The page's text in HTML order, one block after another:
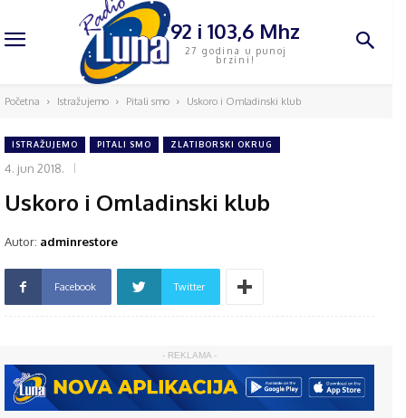
92 i 103,6 Mhz
27 godina u punoj
brzini!
Početna Istražujemo Pitali smo Uskoro i Omladinski klub
ISTRAŽUJEMO PITALI SMO ZLATIBORSKI OKRUG
4. jun 2018.
Uskoro i Omladinski klub
Autor: adminrestore
Facebook Twitter
- REKLAMA -